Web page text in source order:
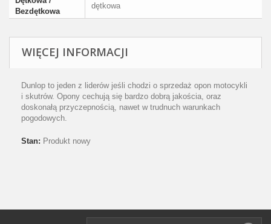
Bezdętkowa
dętkowa
WIĘCEJ INFORMACJI
Dunlop to jeden z liderów jeśli chodzi o sprzedaż opon motocykli
i skutrów. Opony cechują się bardzo dobrą jakościa, oraz
doskonałą przyczepnością, nawet w trudnuch warunkach
pogodowych.
Stan: Produkt nowy